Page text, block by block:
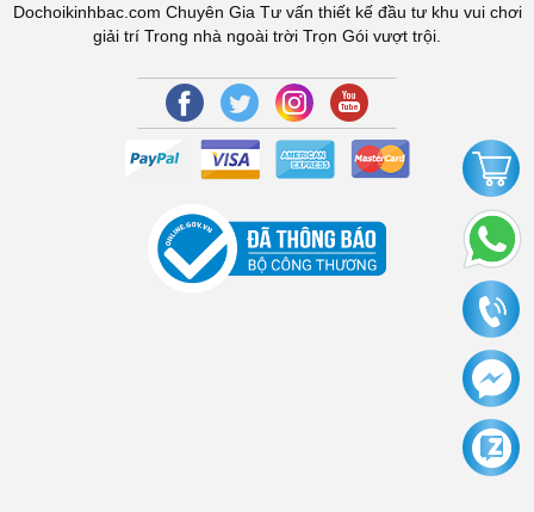
Dochoikinhbac.com Chuyên Gia Tư vấn thiết kế đầu tư khu vui chơi
giải trí Trong nhà ngoài trời Trọn Gói vượt trội.